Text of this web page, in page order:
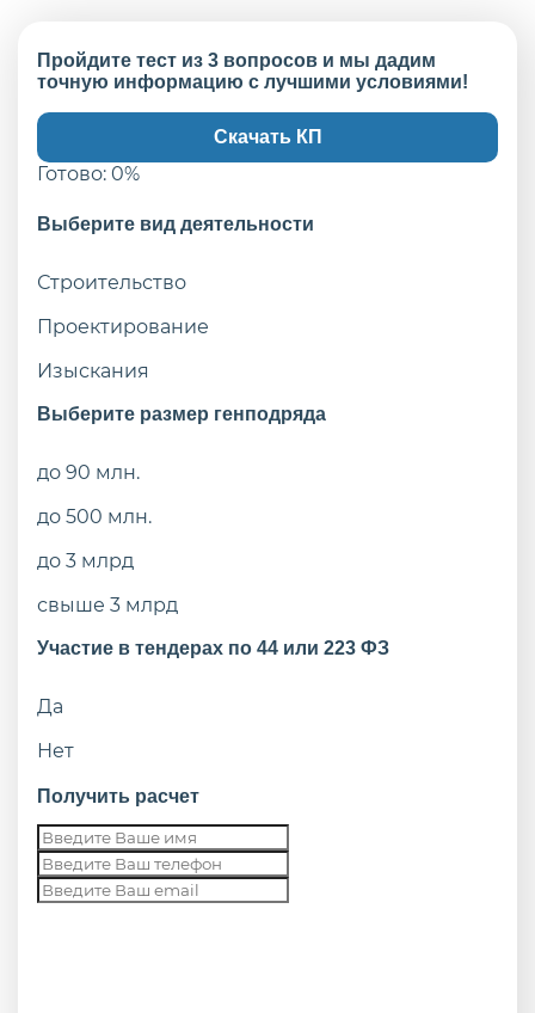
Пройдите тест из 3 вопросов и мы дадим
точную информацию с лучшими условиями!
Скачать КП
Готово: 0%
Выберите вид деятельности
Строительство
Проектирование
Изыскания
Выберите размер генподряда
до 90 млн.
до 500 млн.
до 3 млрд
свыше 3 млрд
Участие в тендерах по 44 или 223 ФЗ
Да
Нет
Получить расчет